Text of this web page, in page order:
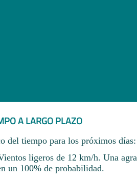
A LARGO PLAZO
del tiempo para los próximos días:
ligeros de 12 km/h. Una
un 100% de probabilidad.